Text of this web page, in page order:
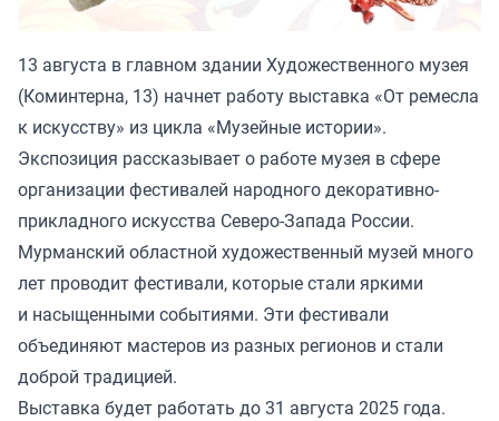
13 августа в главном здании Художественного музея
(Коминтерна, 13) начнет работу выставка «От ремесла
к искусству» из цикла «Музейные истории».
Экспозиция рассказывает о работе музея в сфере
организации фестивалей народного декоративно-
прикладного искусства Северо-Запада России.
Мурманский областной художественный музей много
лет проводит фестивали, которые стали яркими
и насыщенными событиями. Эти фестивали
объединяют мастеров из разных регионов и стали
доброй традицией.
Выставка будет работать до 31 августа 2025 года.